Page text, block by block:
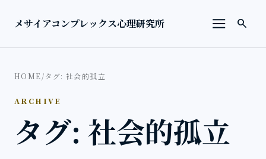
メサイアコンプレックス心理研究所
メニュー
検索を
search
HOME/タグ: 社会的孤立
ARCHIVE
タグ: 社会的孤立